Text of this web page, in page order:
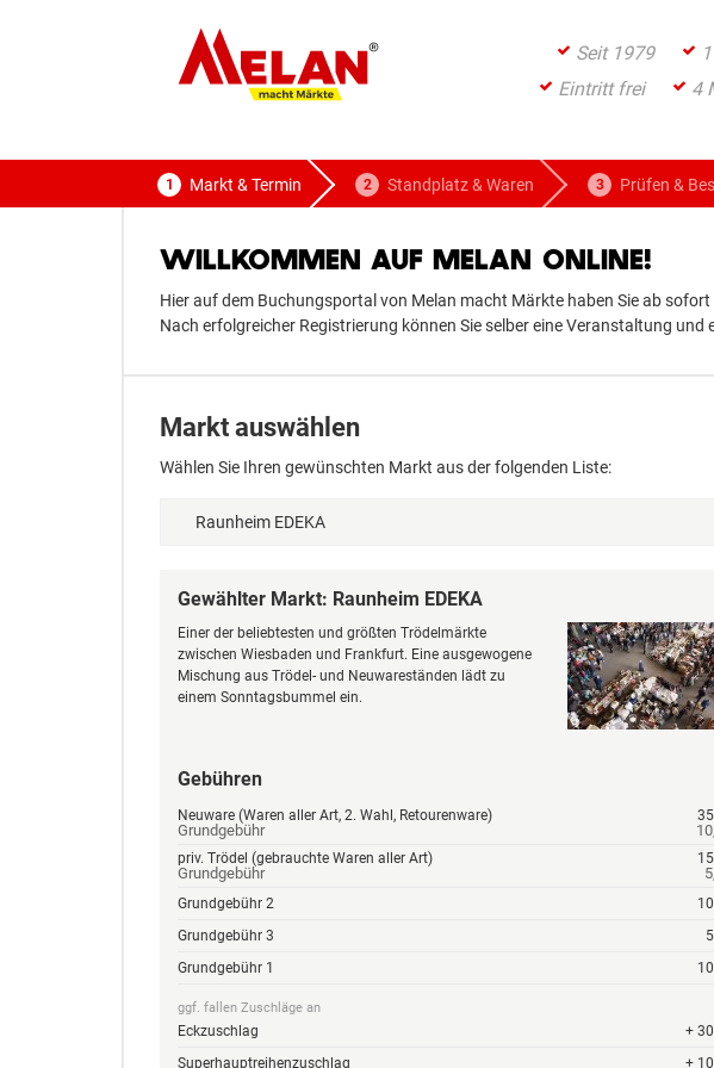
Seit 1979
Eintritt frei
4
Markt & Termin Standplatz & Waren Prüfen &
WILLKOMMEN AUF MELAN ONLINE!
Hier auf dem Buchungsportal von Melan macht Märkte haben Sie ab
Nach erfolgreicher Registrierung können Sie selber eine Veranstaltung
Markt auswählen
Wählen Sie Ihren gewünschten Markt aus der folgenden Liste:
Gewählter Markt: Raunheim EDEKA
Einer der beliebtesten und größten Trödelmärkte
zwischen Wiesbaden und Frankfurt. Eine ausgewogene
Mischung aus Trödel- und Neuwareständen lädt zu
einem Sonntagsbummel ein.
Gebühren
Neuware (Waren aller Art, 2. Wahl, Retourenware)
Grundgebühr
priv. Trödel (gebrauchte Waren aller Art)
Grundgebühr
Grundgebühr 2
Grundgebühr 3
Grundgebühr 1
ggf. fallen Zuschläge an
Eckzuschlag
+
Superhauptreihenzuschlag
+